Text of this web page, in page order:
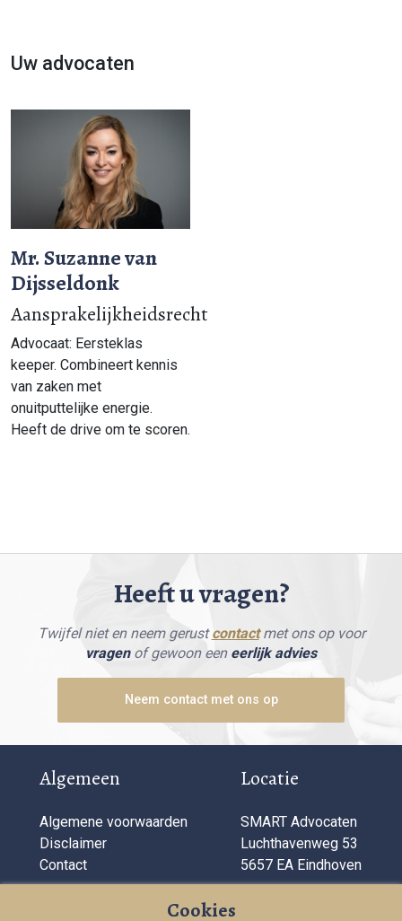
Uw advocaten
Mr. Suzanne van
Dijsseldonk
Aansprakelijkheidsrecht
Advocaat: Eersteklas
keeper. Combineert kennis
van zaken met
onuitputtelijke energie.
Heeft de drive om te scoren.
Heeft u vragen?
Twijfel niet en neem gerustcontactmet ons op voor
vragenof gewoon een eerlijk advies
Neem contact met ons op
Algemeen
Algemene voorwaarden
Disclaimer
Contact
Locatie
SMART Advocaten
Luchthavenweg 53
5657 EA Eindhoven
BedrijfsinformatieCookies